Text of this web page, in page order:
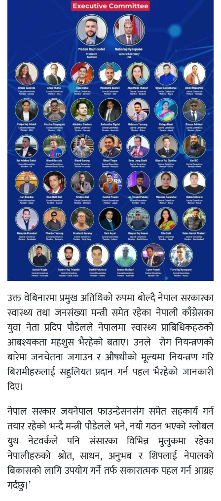
उक्त वेबिनारमा प्रमुख अतिथिको रुपमा बोल्दै नेपाल सरकारका
स्वास्थ्य तथा जनसंख्या मन्त्री समेत रहेका नेपाली काँग्रेसका
युवा नेता प्रदिप पौडेलले नेपालमा स्वास्थ्य प्राबिधिकहरुको
आबश्यकता महशुस भैरहेको बताए। उनले रोग नियन्त्रणको
बारेमा जनचेतना जगाउन र औषधीको मूल्यमा नियन्त्रण गरि
बिरामीहरुलाई सहुलियत प्रदान गर्न पहल भैरहेको जानकारी
दिए।
नेपाल सरकार जयनेपाल फाउन्डेसनसंग समेत सहकार्य गर्न
तयार रहेको भन्दै मन्त्री पौडेलले भने, नयाँ गठन भएको ग्लोबल
युथ नेटवर्कले पनि संसारका विभिन्न मुलुकमा रहेका
नेपालीहरुको श्रोत, साधन, अनुभब र शिपलाई नेपालको
बिकासको लागि उपयोग गर्ने तर्फ सकारात्मक पहल गर्न आग्रह
गर्दछु।’